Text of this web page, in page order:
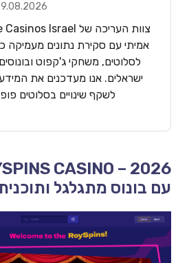
9.08.2026
אמיתי עם סקירת נתונים מעמיקה
לסלוטים, משחקי ג'קפוט
ישראלים. אנו מעדכנים את
לשקף שינויים בסלוטים
עם בונוס מתגלגל